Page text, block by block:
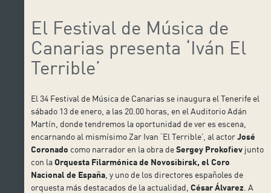
El Festival de Música de
Canarias presenta ‘Iván El
Terrible’
El 34 Festival de Música de Canarias se inaugura el Tenerife el
sábado 13 de enero, a las 20.00 horas, en el Auditorio Adán
Martín, donde tendremos la oportunidad de ver es escena,
encarnando al mismísimo Zar Ivan ‘El Terrible’, al actorJosé
Coronado como narrador en la obra deSergey Prokofievjunto
con laOrquesta Filarmónica de Novosibirsk, el Coro
Nacional de España, y uno de los directores españoles de
orquesta más destacados de la actualidad, César Álvarez . A